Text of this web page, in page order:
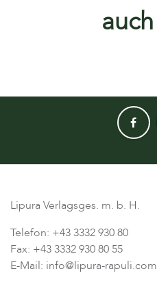
Lipura Verlagsges. m. b. H.
Telefon: +43 3332 930 80
Fax: +43 3332 930 80 55
E-Mail: info@lipura-rapuli.com